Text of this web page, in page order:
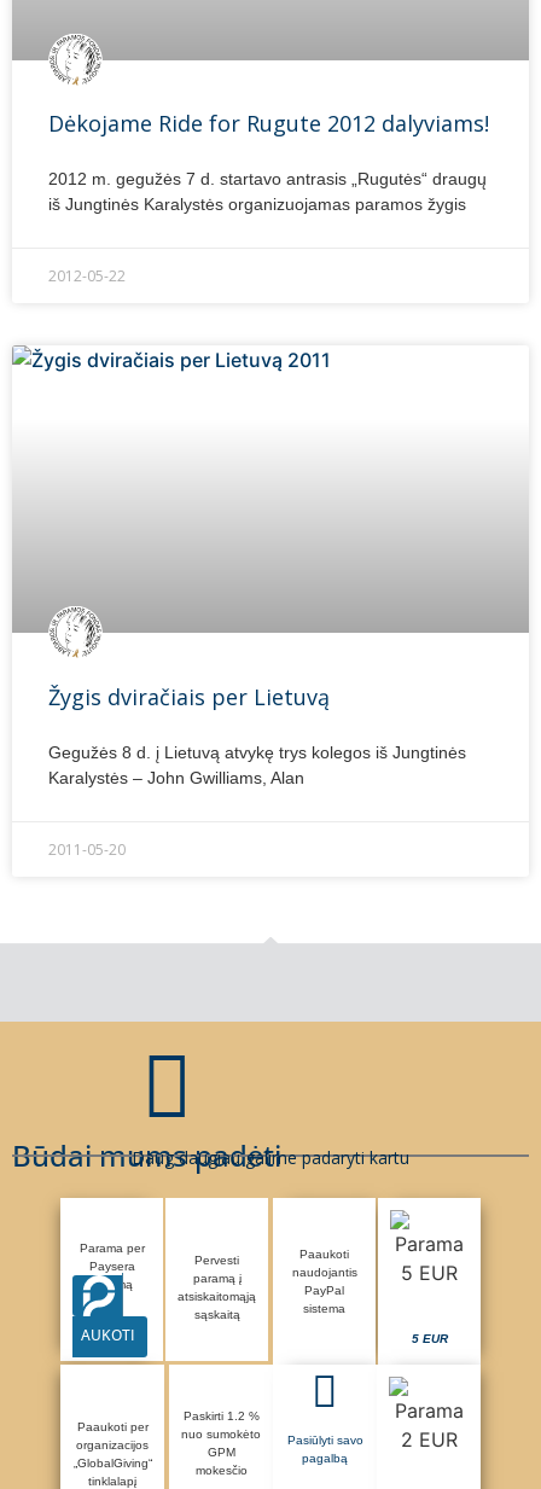
Dėkojame Ride for Rugute 2012 dalyviams!
2012 m. gegužės 7 d. startavo antrasis „Rugutės“ draugų
iš Jungtinės Karalystės organizuojamas paramos žygis
2012-05-22
Žygis dviračiais per Lietuvą
Gegužės 8 d. į Lietuvą atvykę trys kolegos iš Jungtinės
Karalystės – John Gwilliams, Alan
2011-05-20
Būdai mums padėti
Daug daugiau galime padaryti kartu
Parama per
Paysera
sistemą
AUKOTI
Pervesti
paramą į
atsiskaitomąją
sąskaitą
Paaukoti
naudojantis
PayPal
sistema
5 EUR
Paaukoti per
organizacijos
„GlobalGiving“
tinklalapį
Paskirti 1.2 %
nuo sumokėto
GPM
mokesčio
Pasiūlyti savo
pagalbą